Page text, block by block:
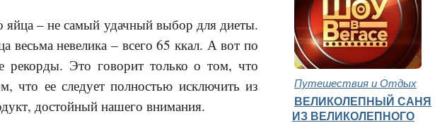
яйца – не самый удачный выбор для диеты.
весьма невелика – всего 65 ккал. А вот по
рекорды. Это говорит только о том, что
что ее следует полностью исключить из
достойный нашего внимания.
Путешествия и Отдых
ВЕЛИКОЛЕПНЫЙ САНЯ
ИЗ ВЕЛИКОЛЕПНОГО